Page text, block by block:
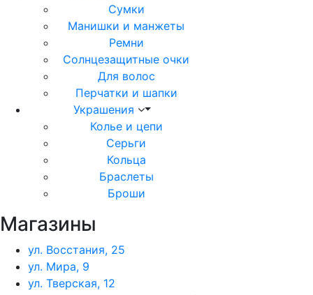
Сумки
Манишки и манжеты
Ремни
Солнцезащитные очки
Для волос
Перчатки и шапки
Украшения
Колье и цепи
Серьги
Кольца
Браслеты
Броши
Магазины
ул. Восстания, 25
ул. Мира, 9
ул. Тверская, 12